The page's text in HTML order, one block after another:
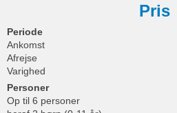
Pris
Periode
Ankomst
Afrejse
Varighed
Personer
Op til 6 personer